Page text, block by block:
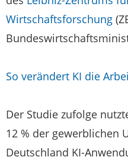
Wirtschaftsforschung
So verändert KI die
Der Studie zufolge
12 % der gewerblichen
Deutschland KI-